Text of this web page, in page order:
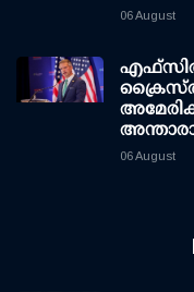
06 August
06 August